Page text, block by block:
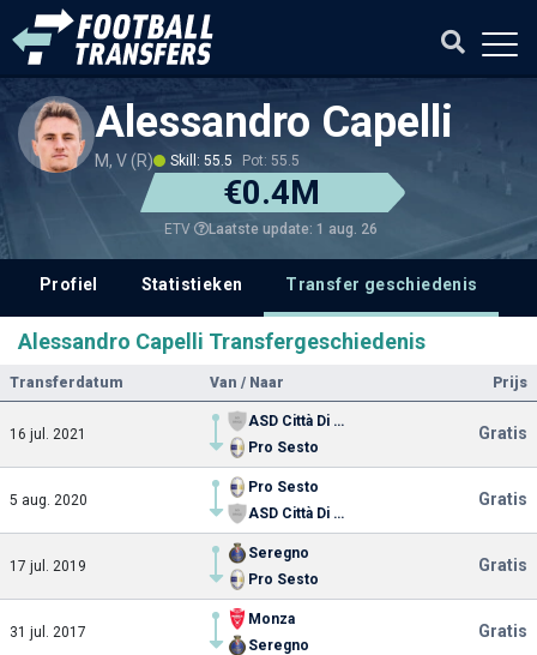
Alessandro Capelli
M, V (R) Skill: 55.5 Pot: 55.5
€0.4M
ETV Laatste update: 1 aug. 26
Profiel Statistieken Transfer geschiedenis
Alessandro Capelli Transfergeschiedenis
Transferdatum Van / Naar Prijs
16 jul. 2021
ASD Città Di Varese
Pro Sesto
Gratis
5 aug. 2020
Pro Sesto
ASD Città Di Varese
Gratis
17 jul. 2019
Seregno
Pro Sesto
Gratis
31 jul. 2017
Monza
Seregno
Gratis